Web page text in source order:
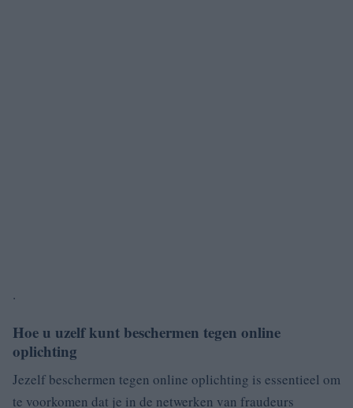
.
Hoe u uzelf kunt beschermen tegen online
oplichting
Jezelf beschermen tegen online oplichting is essentieel om
te voorkomen dat je in de netwerken van fraudeurs